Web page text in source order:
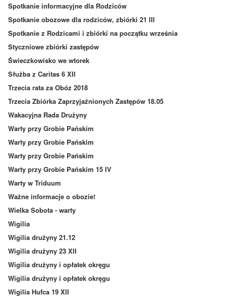
Spotkanie informacyjne dla Rodziców
Spotkanie obozowe dla rodziców, zbiórki 21 III
Spotkanie z Rodzicami i zbiórki na początku września
Styczniowe zbiórki zastępów
Świeczkowisko we wtorek
Służba z Caritas 6 XII
Trzecia rata za Obóz 2018
Trzecia Zbiórka Zaprzyjaźnionych Zastępów 18.05
Wakacyjna Rada Drużyny
Warty przy Grobie Pańskim
Warty przy Grobie Pańskim
Warty przy Grobie Pańskim
Warty przy Grobie Pańskim 15 IV
Warty w Triduum
Ważne informacje o obozie!
Wielka Sobota - warty
Wigilia
Wigilia drużyny 21.12
Wigilia drużyny 23 XII
Wigilia drużyny i opłatek okręgu
Wigilia drużyny i opłatek okręgu
Wigilia Hufca 19 XII